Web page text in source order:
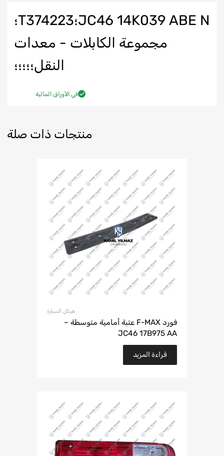
JC46 14K039 ABE N؛T374223؛
مجموعة الكابلات - معدات
النقل؛؛؛؛؛
في الأوراق المالية
منتجات ذات صلة
هيكل السيارة
فورد F-MAX عتبة أمامية متوسطة –
JC46 17B975 AA
قراءة المزيد